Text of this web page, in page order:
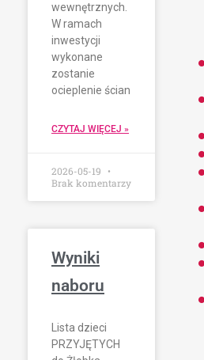
wewnętrznych.
W ramach
inwestycji
wykonane
zostanie
ocieplenie ścian
CZYTAJ WIĘCEJ »
2026-05-19
Brak komentarzy
Wyniki
naboru
Lista dzieci
PRZYJĘTYCH